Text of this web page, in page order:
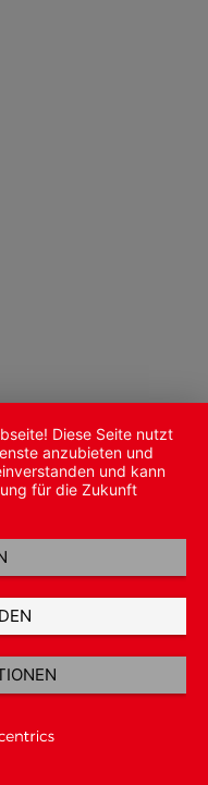
Diese Seite nutzt
anzubieten und
und kann
für die Zukunft